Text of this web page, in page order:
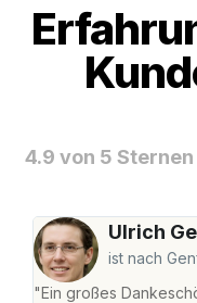
4.9 von 5 Sternen
Ulrich
ist nach
"Ein großes